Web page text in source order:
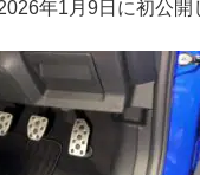
年1月9日に初公開